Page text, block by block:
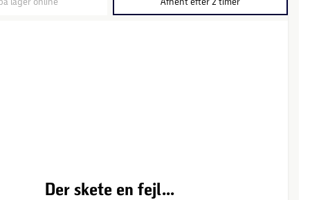
Der skete en fejl...